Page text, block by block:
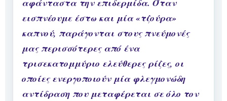
αφάνταστα την επιδερμίδα. Όταν
εισπνέουμε έστω και μία «τζούρα»
καπνού, παράγονται στους πνεύμονές
μας περισσότερες από ένα
τρισεκατομμύριο ελεύθερες ρίζες, οι
οποίες ενεργοποιούν μία φλεγμονώδη
αντίδραση που μεταφέρεται σε όλο τον